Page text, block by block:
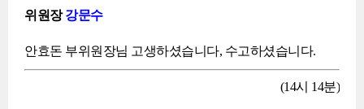
위원장강문수
안효돈 부위원장님 고생하셨습니다, 수고하셨습니다.
(14시 14분)